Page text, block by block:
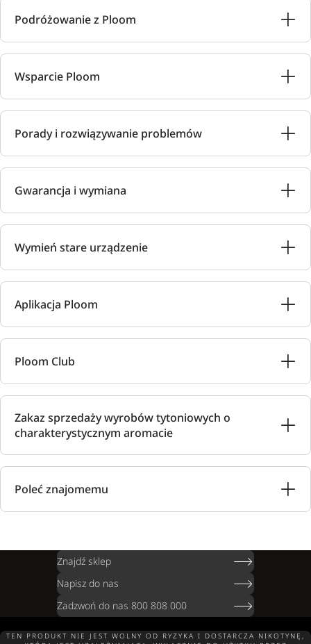
Podróżowanie z Ploom
Wsparcie Ploom
Porady i rozwiązywanie problemów
Gwarancja i wymiana
Wymień stare urządzenie
Aplikacja Ploom
Ploom Club
Zakaz sprzedaży wyrobów tytoniowych o
charakterystycznym aromacie
Poleć znajomemu
Znajdź sklep
Napisz do nas
Zadzwoń do nas 800 808 000
TEN PRODUKT NIE JEST WOLNY OD RYZYKA I DOSTARCZA NIKOTYNĘ,